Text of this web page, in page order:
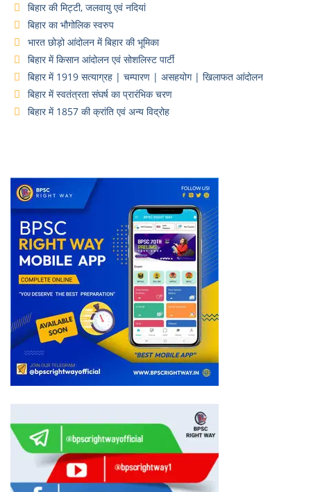
बिहार की मिट्टी, जलवायु एवं नदियां
बिहार का भौगोलिक स्वरुप
भारत छोड़ो आंदोलन में बिहार की भूमिका
बिहार में किसान आंदोलन एवं सोशलिस्ट पार्टी
बिहार में 1919 सत्याग्रह | चम्पारण | असहयोग | खिलाफत आंदोलन
बिहार में स्वतंत्रता संघर्ष का प्रारंभिक चरण
बिहार में 1857 की क्रांति एवं अन्य विद्रोह